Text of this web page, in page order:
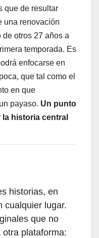
que de resultar
una renovación
otros 27 años a
temporada. Es
enfocarse en
que tal como el
en que
payaso. Un punto
historia central
historias, en
cualquier lugar.
que no
plataforma: